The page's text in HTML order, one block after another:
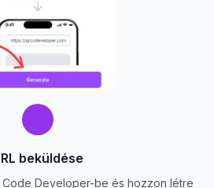
beküldése
Developer-be és hozzon létre